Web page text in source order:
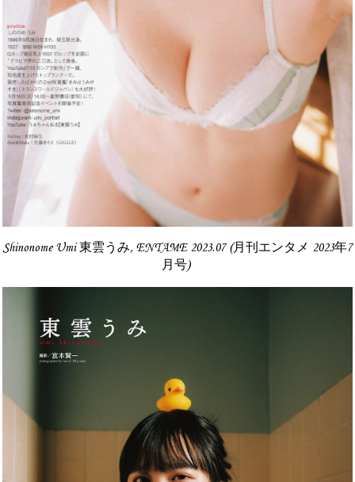
Shinonome Umi 東雲うみ, ENTAME 2023.07 (月刊エンタメ 2023年7
月号)